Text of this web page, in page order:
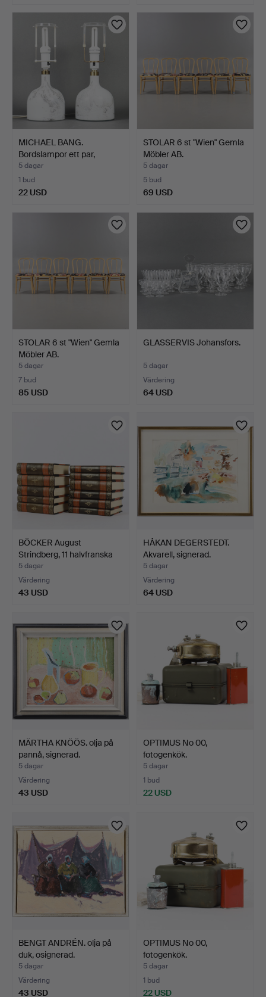
MICHAEL BANG.
Bordslampor ett par,
"symmet…
5 dagar
1 bud
22 USD
STOLAR 6 st "Wien" Gemla
Möbler AB.
5 dagar
5 bud
69 USD
STOLAR 6 st "Wien" Gemla
Möbler AB.
5 dagar
7 bud
85 USD
GLASSERVIS Johansfors.
5 dagar
Värdering
64 USD
BÖCKER August
Strindberg, 11 halvfranska
b…
5 dagar
Värdering
43 USD
HÅKAN DEGERSTEDT.
Akvarell, signerad.
5 dagar
Värdering
64 USD
MÄRTHA KNÖÖS. olja på
pannå, signerad.
5 dagar
Värdering
43 USD
OPTIMUS No 00,
fotogenkök.
5 dagar
1 bud
22 USD
BENGT ANDRÉN. olja på
duk, osignerad.
5 dagar
Värdering
43 USD
OPTIMUS No 00,
fotogenkök.
5 dagar
1 bud
22 USD